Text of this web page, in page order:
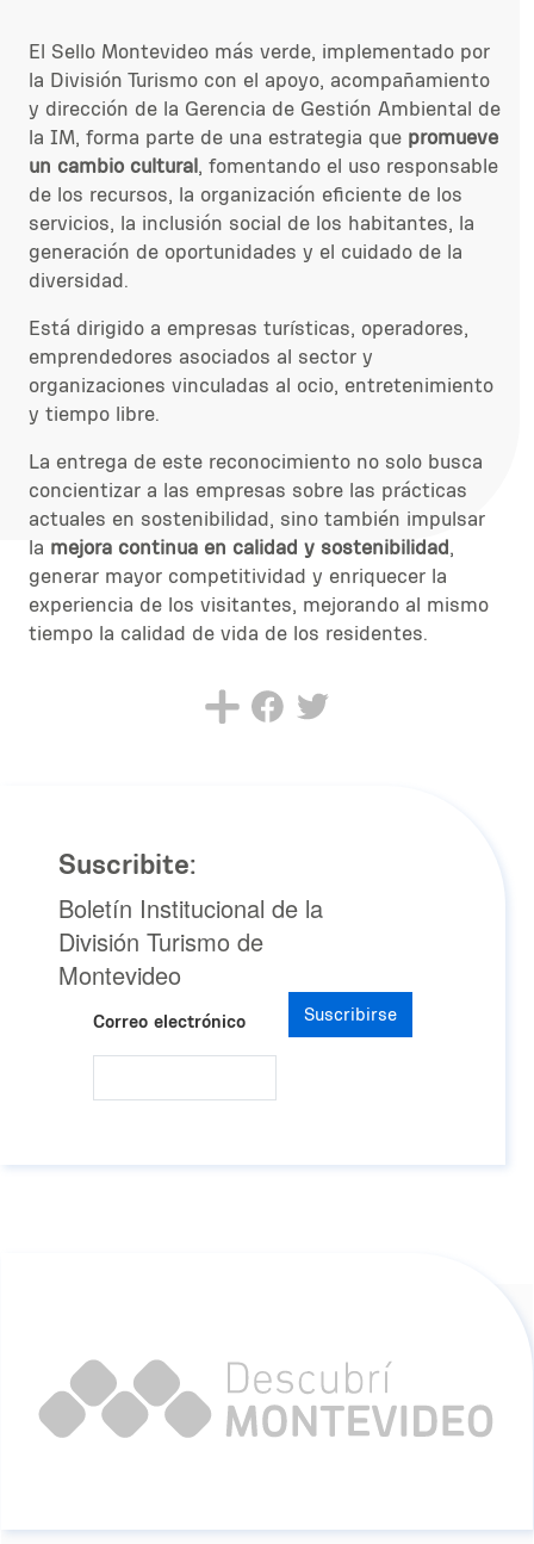
El Sello Montevideo más verde, implementado por
la División Turismo con el apoyo, acompañamiento
y dirección de la Gerencia de Gestión Ambiental de
la IM, forma parte de una estrategia que promueve
un cambio cultural, fomentando el uso responsable
de los recursos, la organización eficiente de los
servicios, la inclusión social de los habitantes, la
generación de oportunidades y el cuidado de la
diversidad.
Está dirigido a empresas turísticas, operadores,
emprendedores asociados al sector y
organizaciones vinculadas al ocio, entretenimiento
y tiempo libre.
La entrega de este reconocimiento no solo busca
concientizar a las empresas sobre las prácticas
actuales en sostenibilidad, sino también impulsar
la mejora continua en calidad y sostenibilidad,
generar mayor competitividad y enriquecer la
experiencia de los visitantes, mejorando al mismo
tiempo la calidad de vida de los residentes.
Suscribite:
Boletín Institucional de la
División Turismo de
Montevideo
Correo electrónico Suscribirse